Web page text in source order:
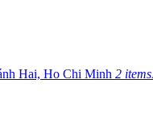
Hai, Ho Chi Minh 2 items